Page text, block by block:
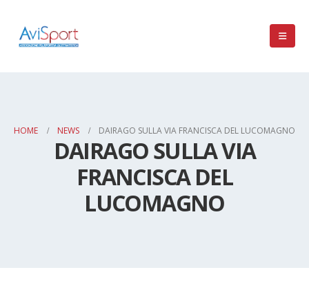
HOME NEWS DAIRAGO SULLA VIA FRANCISCA DEL LUCOMAGNO
DAIRAGO SULLA VIA
FRANCISCA DEL
LUCOMAGNO